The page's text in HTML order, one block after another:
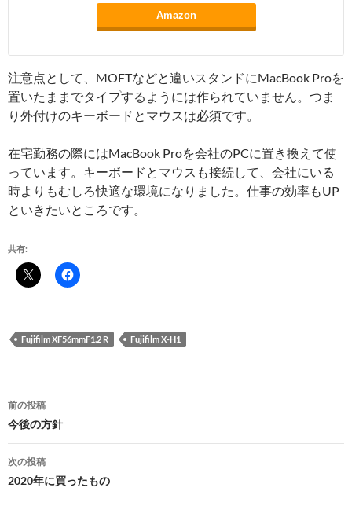
Amazon
注意点として、MOFTなどと違いスタンドにMacBook Proを
置いたままでタイプするようには作られていません。つま
り外付けのキーボードとマウスは必須です。
在宅勤務の際にはMacBook Proを会社のPCに置き換えて使
っています。キーボードとマウスも接続して、会社にいる
時よりもむしろ快適な環境になりました。仕事の効率もUP
といきたいところです。
共有:
Fujifilm XF56mmF1.2 R Fujifilm X-H1
投
稿
ナ
ビ
ゲ
前の投稿
今後の方針
次の投稿
2020年に買ったもの